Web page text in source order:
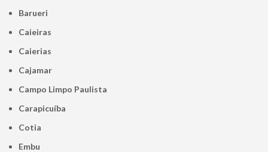
Barueri
Caieiras
Caierias
Cajamar
Campo Limpo Paulista
Carapicuíba
Cotia
Embu